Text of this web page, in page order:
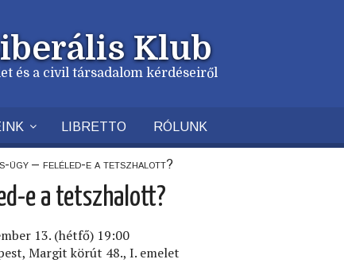
Klub
és a civil társadalom kérdéseiről
LIBRETTO RÓLUNK
ügy – feléled-e a tetszhalott?
e a tetszhalott?
13. (hétfő) 19:00
Margit körút 48., I. emelet